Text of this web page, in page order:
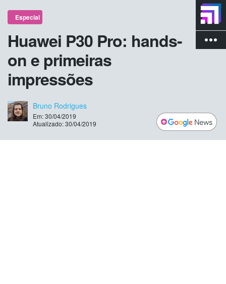
more_vert
Especial
Huawei P30 Pro: hands-
on e primeiras
impressões
Bruno Rodrigues
Em: 30/04/2019
Atualizado: 30/04/2019